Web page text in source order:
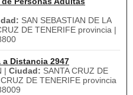
SAN SEBASTIAN DE LA
DE TENERIFE provincia |
Distancia 2947
| Ciudad: SANTA CRUZ DE
CRUZ DE TENERIFE provincia